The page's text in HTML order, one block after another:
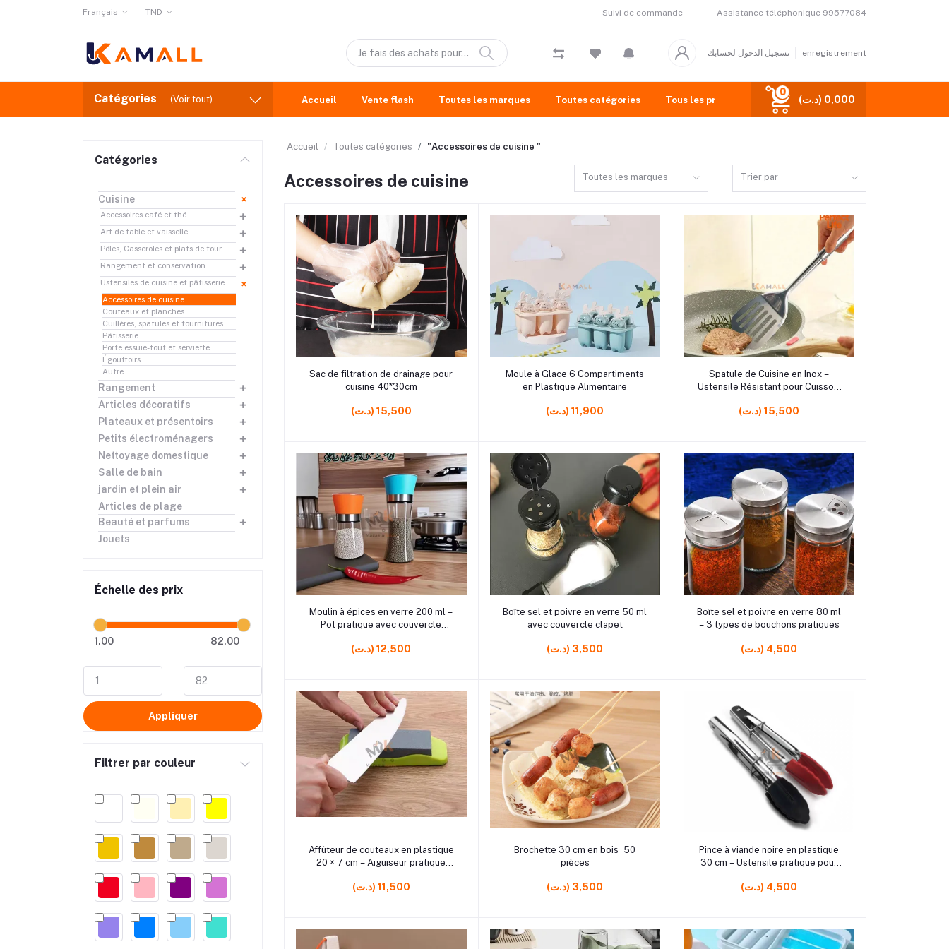
Français TND Suivi de commande Assistance téléphonique 99577084
تسجيل الدخول لحسابك enregistrement
Catégories (Voir tout) Accueil Vente flash Toutes les marques Toutes catégories Tous les produits
0
(د.ت) 0,000
Catégories
Cuisine
Accessoires café et thé
Art de table et vaisselle
Pôles, Casseroles et plats de four
Rangement et conservation
Ustensiles de cuisine et pâtisserie
Accessoires de cuisine
Couteaux et planches
Cuillères, spatules et fournitures
Pâtisserie
Porte essuie-tout et serviette
Égouttoirs
Autre
Rangement
Articles décoratifs
Plateaux et présentoirs
Petits électroménagers
Nettoyage domestique
Salle de bain
jardin et plein air
Articles de plage
Beauté et parfums
Jouets
Échelle des prix
1.00 82.00
Appliquer
Filtrer par couleur
Accueil Toutes catégories "Accessoires de cuisine "
Accessoires de cuisine Toutes les marques Trier par
Ajouter au panier
Sac de filtration de drainage pour
cuisine 40*30cm
(د.ت) 15,500
Ajouter au panier
Moule à Glace 6 Compartiments
en Plastique Alimentaire
(د.ت) 11,900
Ajouter au panier
Spatule de Cuisine en Inox –
Ustensile Résistant pour Cuisson,
(د.ت) 15,500
Ajouter au panier
Moulin à épices en verre 200 ml –
Pot pratique avec couvercle
(د.ت) 12,500
Ajouter au panier
Boîte sel et poivre en verre 50 ml
avec couvercle clapet
(د.ت) 3,500
Ajouter au panier
Boîte sel et poivre en verre 80 ml
– 3 types de bouchons pratiques
(د.ت) 4,500
Ajouter au panier
Affûteur de couteaux en plastique
20 × 7 cm – Aiguiseur pratique
(د.ت) 11,500
Ajouter au panier
Brochette 30 cm en bois_50
pièces
(د.ت) 3,500
Ajouter au panier
Pince à viande noire en plastique
30 cm – Ustensile pratique pour
(د.ت) 4,500